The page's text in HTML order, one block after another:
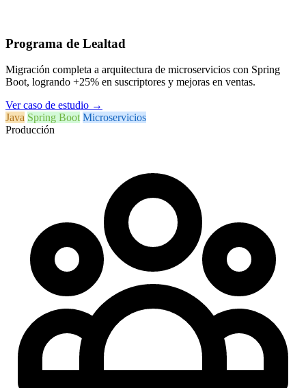
Programa de Lealtad
Migración completa a arquitectura de microservicios con Spring
Boot, logrando +25% en suscriptores y mejoras en ventas.
Ver caso de estudio →
Java Spring Boot Microservicios
Producción